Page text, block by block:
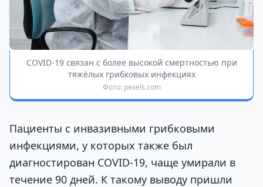
COVID-19 связан с более высокой смертностью при
тяжёлых грибковых инфекциях
Фото: pexels.com
Пациенты с инвазивными грибковыми
инфекциями, у которых также был
диагностирован COVID-19, чаще умирали в
течение 90 дней. К такому выводу пришли